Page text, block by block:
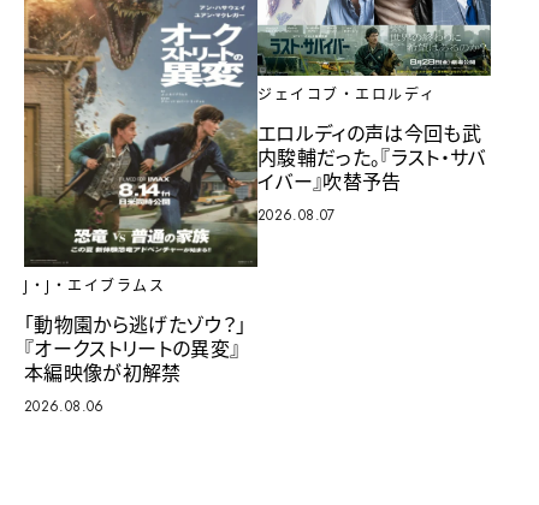
J・J・エイブラムス
「動物園から逃げたゾウ？」
『オークストリートの異変』
本編映像が初解禁
2026.08.06
ジェイコブ・エロルディ
エロルディの声は今回も武
内駿輔だった。『ラスト・サバ
イバー』吹替予告
2026.08.07